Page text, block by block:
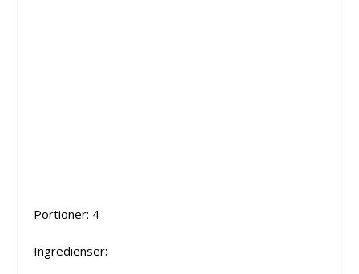
Portioner: 4
Ingredienser: